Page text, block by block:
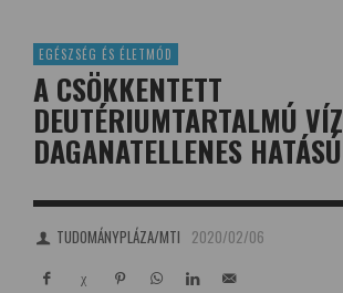
EGÉSZSÉG ÉS ÉLETMÓD
A CSÖKKENTETT
DEUTÉRIUMTARTALMÚ VÍZ
DAGANATELLENES HATÁSÚ
TUDOMÁNYPLÁZA/MTI 2020/02/06